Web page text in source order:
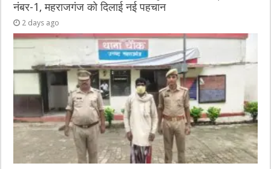
नंबर-1, महराजगंज को दिलाई नई पहचान
2 days ago